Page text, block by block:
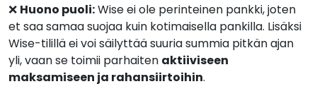
❌ Huono puoli:Wise ei ole perinteinen pankki, joten
et saa samaa suojaa kuin kotimaisella pankilla. Lisäksi
Wise-tilillä ei voi säilyttää suuria summia pitkän ajan
yli, vaan se toimii parhaiten aktiiviseen
maksamiseen ja rahansiirtoihin.